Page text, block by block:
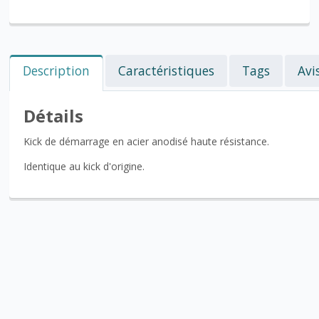
Description Caractéristiques Tags
Détails
Kick de démarrage en acier anodisé haute résistance.
Identique au kick d'origine.